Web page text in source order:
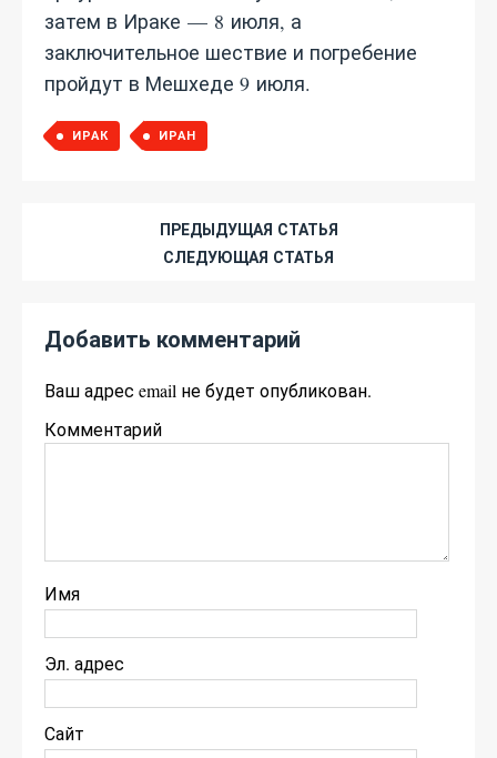
затем в Ираке — 8 июля, а
заключительное шествие и погребение
пройдут в Мешхеде 9 июля.
ИРАК ИРАН
ПРЕДЫДУЩАЯ СТАТЬЯ
СЛЕДУЮЩАЯ СТАТЬЯ
Добавить комментарий
Ваш адрес email не будет опубликован.
Комментарий
Имя
Эл. адрес
Сайт